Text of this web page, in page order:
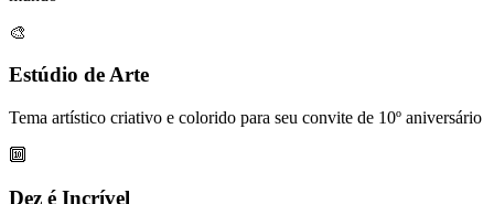
🎨
Estúdio de Arte
Tema artístico criativo e colorido para seu convite de 10º aniversário
🔟
Dez é Incrível